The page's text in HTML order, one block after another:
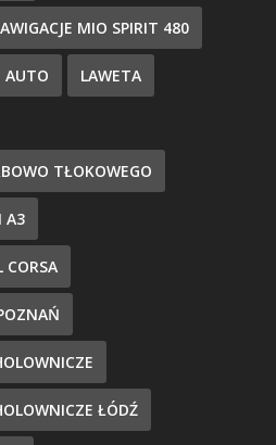
MIO SPIRIT 480
AUTO LAWETA
TŁOKOWEGO
A3
CORSA
ŁÓDŹ